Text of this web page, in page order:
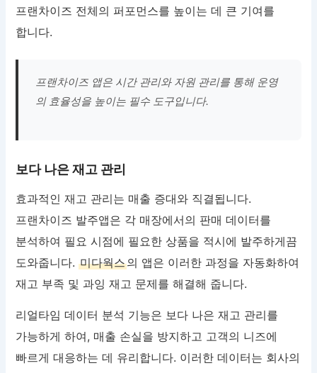
프랜차이즈 전체의 퍼포먼스를 높이는 데 큰 기여를
합니다.
프랜차이즈 앱은 시간 관리와 자원 관리를 통해 운영
의 효율성을 높이는 필수 도구입니다.
보다 나은 재고 관리
효과적인 재고 관리는 매출 증대와 직결됩니다.
프랜차이즈 발주앱은 각 매장에서의 판매 데이터를
분석하여 필요 시점에 필요한 상품을 적시에 발주하게끔
도와줍니다.미다웍스의 앱은 이러한 과정을 자동화하여
재고 부족 및 과잉 재고 문제를 해결해 줍니다.
리얼타임 데이터 분석 기능은 보다 나은 재고 관리를
가능하게 하여, 매출 손실을 방지하고 고객의 니즈에
빠르게 대응하는 데 유리합니다. 이러한 데이터는 회사의